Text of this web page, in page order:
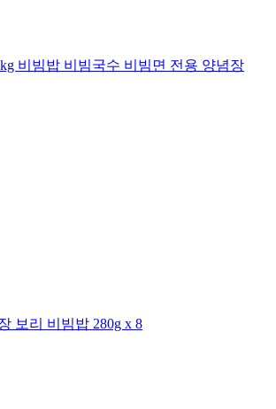
비빔밥 비빔국수 비빔면 전용 양념장
보리 비빔밥 280g x 8